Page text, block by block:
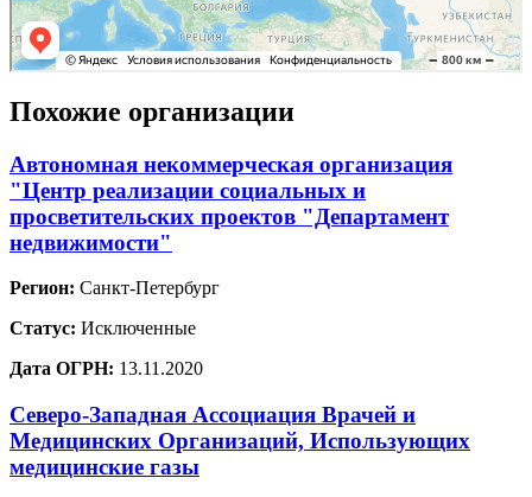
Похожие организации
Автономная некоммерческая организация
"Центр реализации социальных и
просветительских проектов "Департамент
недвижимости"
Регион: Санкт-Петербург
Статус: Исключенные
Дата ОГРН: 13.11.2020
Северо-Западная Ассоциация Врачей и
Медицинских Организаций, Использующих
медицинские газы